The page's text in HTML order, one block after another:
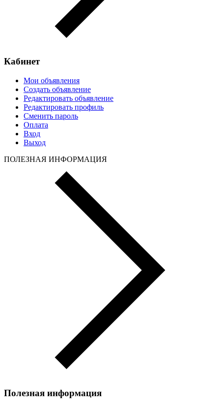
Кабинет
Мои объявления
Создать объявление
Редактировать объявление
Редактировать профиль
Сменить пароль
Оплата
Вход
Выход
ПОЛЕЗНАЯ ИНФОРМАЦИЯ
Полезная информация